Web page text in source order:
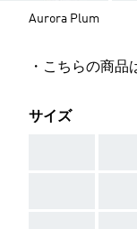
Aurora Plum
・こちらの商品
サイズ